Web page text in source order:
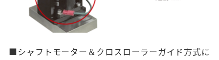
■シャフトモーター＆クロスローラーガイド方式に